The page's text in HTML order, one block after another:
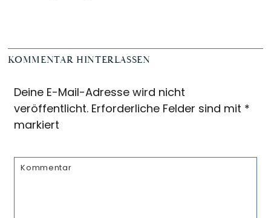
Reader
Interactions
KOMMENTAR HINTERLASSEN
Deine E-Mail-Adresse wird nicht
veröffentlicht. Erforderliche Felder sind mit *
markiert